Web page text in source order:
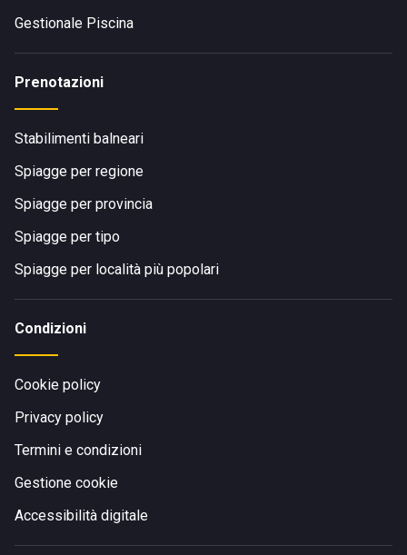
Gestionale Piscina
Prenotazioni
Stabilimenti balneari
Spiagge per regione
Spiagge per provincia
Spiagge per tipo
Spiagge per località più popolari
Condizioni
Cookie policy
Privacy policy
Termini e condizioni
Gestione cookie
Accessibilità digitale